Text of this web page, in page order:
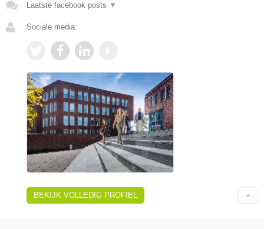
Laatste facebook posts ▼
Sociale media:
BEKIJK VOLLEDIG PROFIEL